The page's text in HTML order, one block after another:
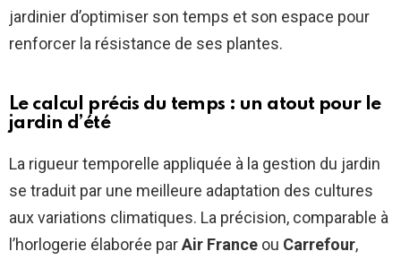
jardinier d’optimiser son temps et son espace pour
renforcer la résistance de ses plantes.
Le calcul précis du temps : un atout pour le
jardin d’été
La rigueur temporelle appliquée à la gestion du jardin
se traduit par une meilleure adaptation des cultures
aux variations climatiques. La précision, comparable à
l’horlogerie élaborée parAir France ou Carrefour,